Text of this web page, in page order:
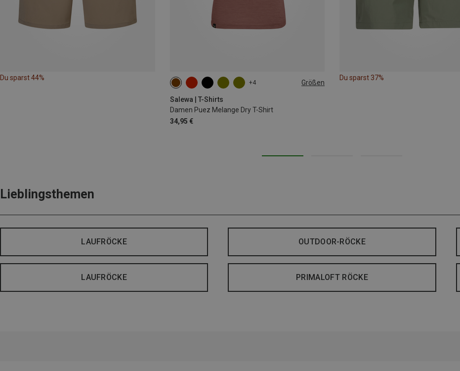
Du sparst 44%
+4 Größen
Salewa | T-Shirts
Damen Puez Melange Dry T-Shirt
34,95 €
XS S M XL
Du sparst 37%
Lieblingsthemen
LAUFRÖCKE OUTDOOR-RÖCKE
LAUFRÖCKE PRIMALOFT RÖCKE